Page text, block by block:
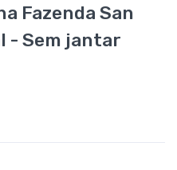
Fazenda San
- Sem jantar